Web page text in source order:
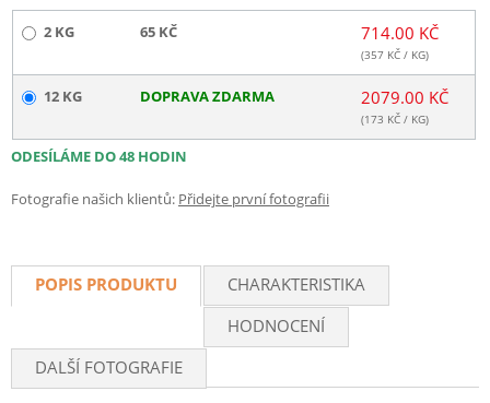
2 KG 65 KČ 714.00 KČ
(357 KČ / KG)
12 KG DOPRAVA ZDARMA 2079.00 KČ
(173 KČ / KG)
ODESÍLÁME DO 48 HODIN
Fotografie našich klientů: Přidejte první fotografii
POPIS PRODUKTU
CHARAKTERISTIKA
HODNOCENÍ
DALŠÍ FOTOGRAFIE